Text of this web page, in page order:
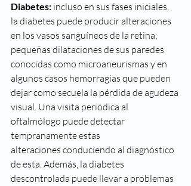
Diabetes: incluso en sus fases iniciales,
la diabetes puede producir alteraciones
en los vasos sanguíneos de la retina;
pequeñas dilataciones de sus paredes
conocidas como microaneurismas y en
algunos casos hemorragias que pueden
dejar como secuela la pérdida de agudeza
visual. Una visita periódica al
oftalmólogo puede detectar
tempranamente estas
alteraciones conduciendo al diagnóstico
de esta. Además, la diabetes
descontrolada puede llevar a problemas